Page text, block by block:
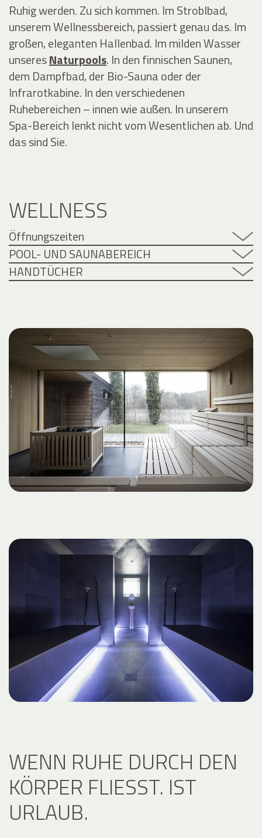
Ruhig werden. Zu sich kommen. Im Stroblbad,
unserem Wellnessbereich, passiert genau das. Im
großen, eleganten Hallenbad. Im milden Wasser
unseresNaturpools. In den finnischen Saunen,
dem Dampfbad, der Bio-Sauna oder der
Infrarotkabine. In den verschiedenen
Ruhebereichen – innen wie außen. In unserem
Spa-Bereich lenkt nicht vom Wesentlichen ab. Und
das sind Sie.
WELLNESS
Öffnungszeiten
POOL- UND SAUNABEREICH
HANDTÜCHER
WENN RUHE DURCH DEN
KÖRPER FLIESST. IST U
RLAUB.